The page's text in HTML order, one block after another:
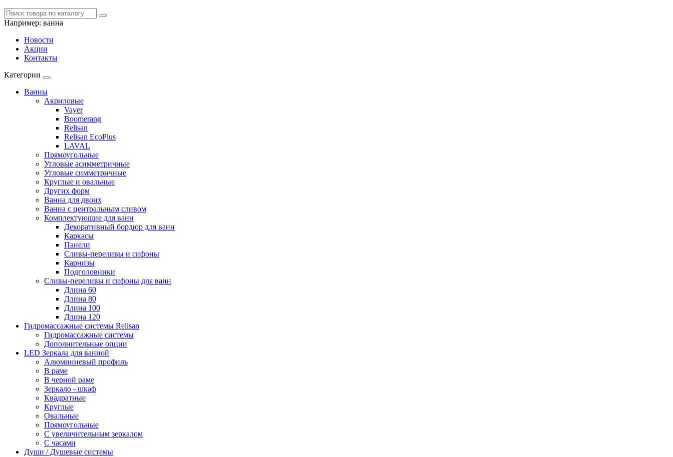
Например: ванна
Новости
Акции
Контакты
Категории
Ванны
Акриловые
Vayer
Boomerang
Relisan
Relisan EcoPlus
LAVAL
Прямоугольные
Угловые асимметричные
Угловые симметричные
Круглые и овальные
Других форм
Ванна для двоих
Ванна с центральным сливом
Комплектующие для ванн
Декоративный бордюр для ванн
Каркасы
Панели
Сливы-переливы и сифоны
Карнизы
Подголовники
Сливы-переливы и сифоны для ванн
Длина 60
Длина 80
Длина 100
Длина 120
Гидромассажные системы Relisan
Гидромассажные системы
Дополнительные опции
LED Зеркала для ванной
Алюминиевый профиль
В раме
В черной раме
Зеркало - шкаф
Квадратные
Круглые
Овальные
Прямоугольные
С увеличительным зеркалом
С часами
Души / Душевые системы